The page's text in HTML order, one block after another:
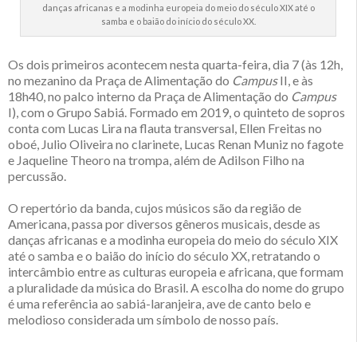
danças africanas e a modinha europeia do meio do século XIX até o
samba e o baião do início do século XX.
Os dois primeiros acontecem nesta quarta-feira, dia 7 (às 12h,
no mezanino da Praça de Alimentação do CampusII, e às
18h40, no palco interno da Praça de Alimentação do Campus
I), com o Grupo Sabiá. Formado em 2019, o quinteto de sopros
conta com Lucas Lira na flauta transversal, Ellen Freitas no
oboé, Julio Oliveira no clarinete, Lucas Renan Muniz no fagote
e Jaqueline Theoro na trompa, além de Adilson Filho na
percussão.
O repertório da banda, cujos músicos são da região de
Americana, passa por diversos gêneros musicais, desde as
danças africanas e a modinha europeia do meio do século XIX
até o samba e o baião do início do século XX, retratando o
intercâmbio entre as culturas europeia e africana, que formam
a pluralidade da música do Brasil. A escolha do nome do grupo
é uma referência ao sabiá-laranjeira, ave de canto belo e
melodioso considerada um símbolo de nosso país.